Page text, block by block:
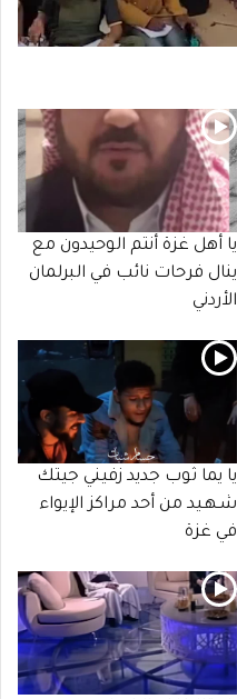
يا أهل غزة أنتم الوحيدون مع
ينال فرحات نائب في البرلمان
الأردني
يا يما ثوب جديد زفيني جيتك
شـهـيد من أحد مراكز الإيواء
في غزة